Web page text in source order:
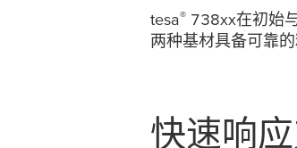
tesa® 738xx在初始
两种基材具备可靠的
快速响